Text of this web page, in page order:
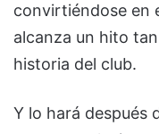
convirtiéndose en
alcanza un hito
historia del club.
Y lo hará después